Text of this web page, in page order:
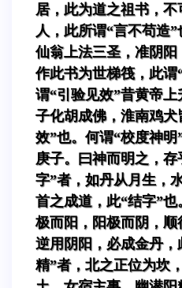
居，此为道之祖书，
人，此所谓“言不苟造”
仙翁上法三圣，准阴阳
作此书为世梯筏，此谓
谓“引验见效”昔黄帝
子化胡成佛，淮南鸡
效”也。何谓“校度神
庚子。曰神而明之，
字”者，如丹从月生，
首之成道，此“结字”
极而阳，阳极而阴，顺
逆用阴阳，必成金丹，
精”者，北之正位为坎